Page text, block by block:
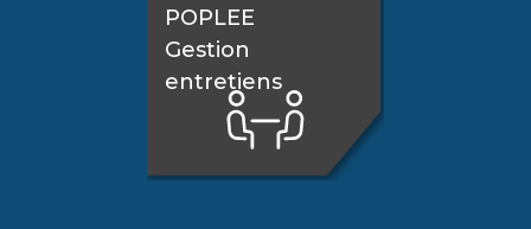
POPLEE
Gestion
entretiens